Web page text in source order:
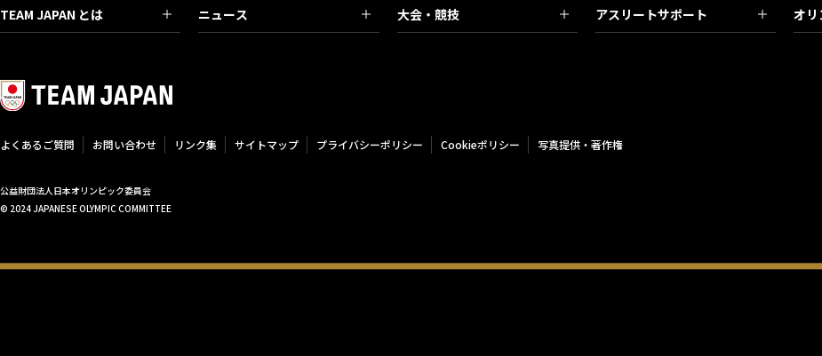
TEAM JAPAN とは ニュース 大会・競技 アスリートサポート オリ
よくあるご質問 お問い合わせ リンク集 サイトマップ プライバシーポリシー Cookieポリシー 写真提供・著作権
公益財団法人日本オリンピック委員会
© 2024 JAPANESE OLYMPIC COMMITTEE